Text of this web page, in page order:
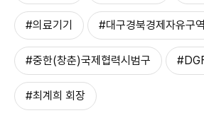
#의료기기 #대구경북경제자유구
#중한(창춘)국제협력시범구
#최계희 회장